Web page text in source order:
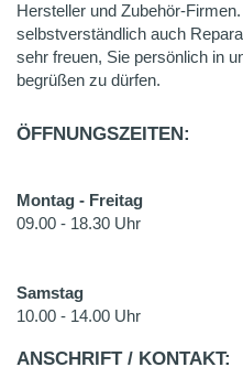
Hersteller und Zubehör-
selbstverständlich auch
sehr freuen, Sie persönlich in
begrüßen zu dürfen.
ÖFFNUNGSZEITEN:
Montag - Freitag
09.00 - 18.30 Uhr
Samstag
10.00 - 14.00 Uhr
ANSCHRIFT / KONTAKT: